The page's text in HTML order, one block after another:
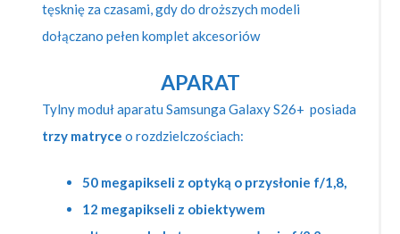
tęsknię za czasami, gdy do droższych modeli
dołączano pełen komplet akcesoriów
APARAT
Tylny moduł aparatu Samsunga Galaxy S26+ posiada
trzy matryce o rozdzielczościach:
50 megapikseli z optyką o przysłonie f/1,8,
12 megapikseli z obiektywem